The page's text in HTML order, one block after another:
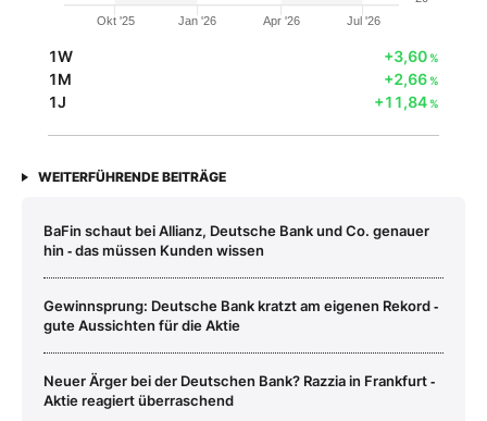
Okt '25 Jan '26 Apr '26 Jul '26
1W +3,60%
1M +2,66%
1J +11,84%
WEITERFÜHRENDE BEITRÄGE
BaFin schaut bei Allianz, Deutsche Bank und Co. genauer
hin ‑ das müssen Kunden wissen
Gewinnsprung: Deutsche Bank kratzt am eigenen Rekord ‑
gute Aussichten für die Aktie
Neuer Ärger bei der Deutschen Bank? Razzia in Frankfurt ‑
Aktie reagiert überraschend